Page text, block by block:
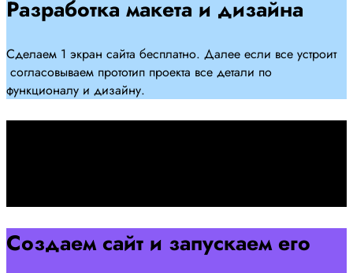
Разработка макета и дизайна
Сделаем 1 экран сайта бесплатно. Далее если все устроит
согласовываем прототип проекта все детали по
функционалу и дизайну.
Создаем сайт и запускаем его